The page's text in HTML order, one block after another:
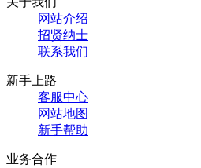
网站介绍
招贤纳士
联系我们
新手上路
客服中心
网站地图
新手帮助
业务合作